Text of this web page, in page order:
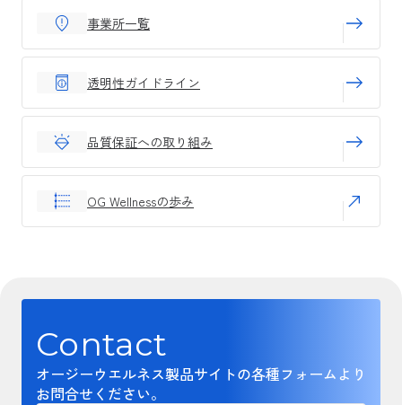
事業所一覧
透明性ガイドライン
品質保証への取り組み
OG Wellnessの歩み
Contact
オージーウエルネス製品サイトの各種フォームより
お問合せください。